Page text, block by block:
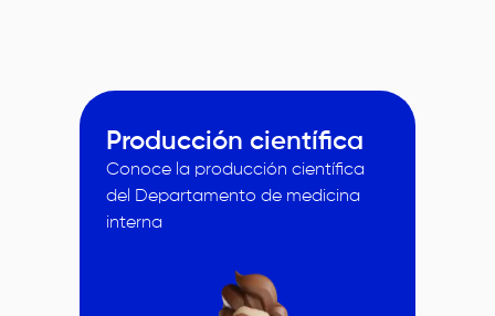
Producción científica
Conoce la producción científica
del Departamento de medicina
interna